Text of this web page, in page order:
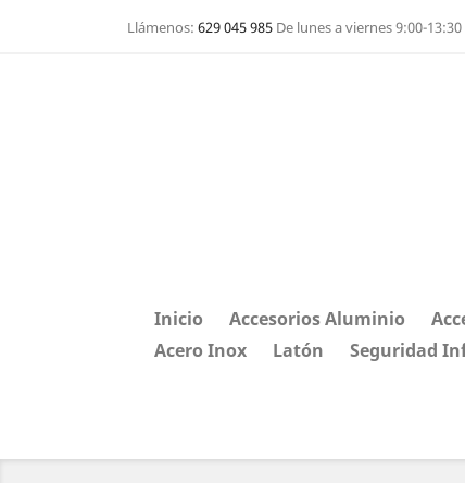
Llámenos: 629 045 985 De lunes a viernes 9:00-
Inicio Accesorios Aluminio
Acero Inox
Latón Seguridad